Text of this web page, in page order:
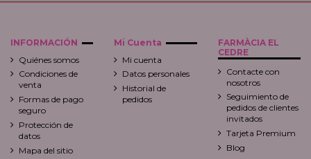
INFORMACIÓN
Quiénes somos
Condiciones de
venta
Formas de pago
seguro
Protección de
datos
Mapa del sitio
Mi Cuenta
Mi cuenta
Datos personales
Historial de
pedidos
FARMÀCIA EL
CEDRE
Contacte con
nosotros
Seguimiento de
pedidos de clientes
invitados
Tarjeta Premium
Blog